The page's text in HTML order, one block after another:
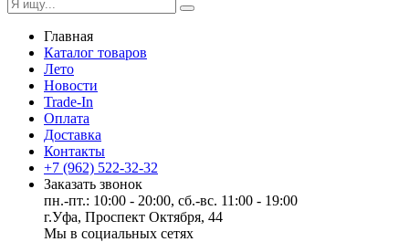
Главная
Каталог товаров
Лето
Новости
Trade-In
Оплата
Доставка
Контакты
+7 (962) 522-32-32
Заказать звонок
пн.-пт.: 10:00 - 20:00, сб.-вс. 11:00 - 19:00
г.Уфа, Проспект Октября, 44
Мы в социальных сетях